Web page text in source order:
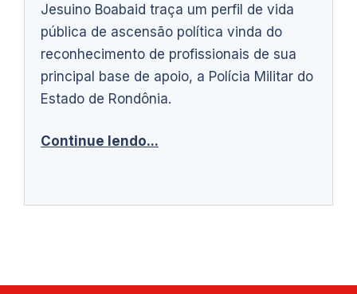
Jesuino Boabaid traça um perfil de vida
pública de ascensão política vinda do
reconhecimento de profissionais de sua
principal base de apoio, a Polícia Militar do
Estado de Rondônia.
Continue lendo...